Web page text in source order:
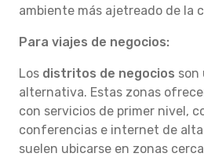
ambiente más ajetreado de la
Para viajes de negocios:
Los distritos de negocios son
alternativa. Estas zonas
con servicios de primer nivel,
conferencias e internet de
suelen ubicarse en zonas